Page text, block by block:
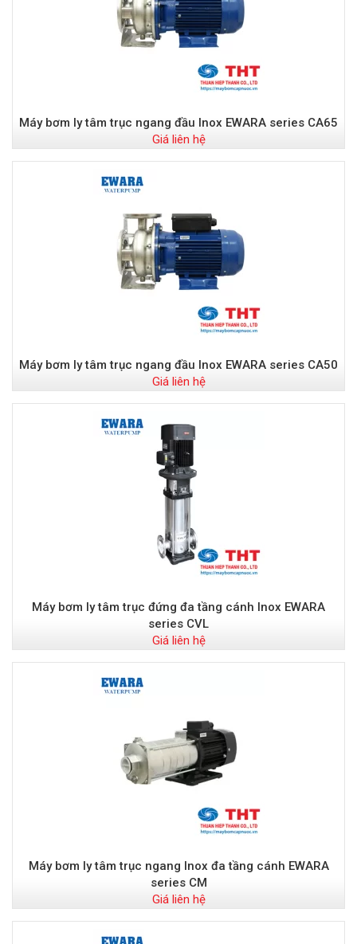
Máy bơm ly tâm trục ngang đầu Inox EWARA series CA65
Giá liên hệ
Máy bơm ly tâm trục ngang đầu Inox EWARA series CA50
Giá liên hệ
Máy bơm ly tâm trục đứng đa tầng cánh Inox EWARA
series CVL
Giá liên hệ
Máy bơm ly tâm trục ngang Inox đa tầng cánh EWARA
series CM
Giá liên hệ